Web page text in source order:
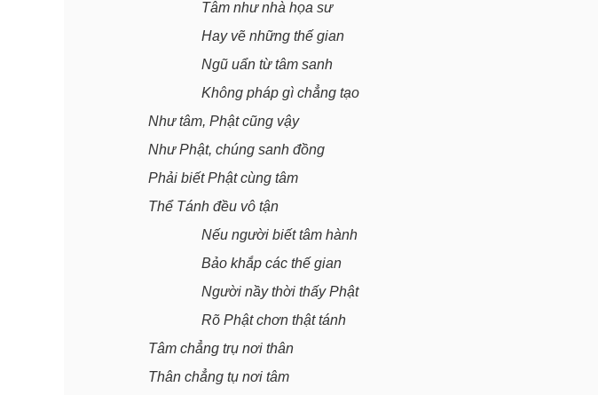
Tâm như nhà họa sư
Hay vẽ những thế gian
Ngũ uẩn từ tâm sanh
Không pháp gì chẳng tạo
Như tâm, Phật cũng vậy
Như Phật, chúng sanh đồng
Phải biết Phật cùng tâm
Thể Tánh đều vô tận
Nếu người biết tâm hành
Bảo khắp các thế gian
Người nầy thời thấy Phật
Rõ Phật chơn thật tánh
Tâm chẳng trụ nơi thân
Thân chẳng tụ nơi tâm